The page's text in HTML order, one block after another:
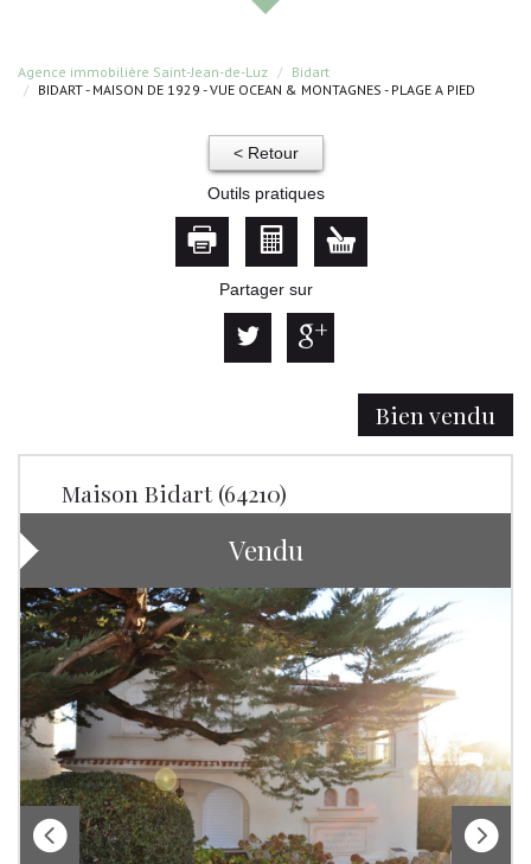
Agence immobilière Saint-Jean-de-Luz
Bidart
BIDART - MAISON DE 1929 - VUE OCEAN & MONTAGNES - PLAGE A PIED
< Retour
Outils pratiques
Partager sur
Bien vendu
Maison Bidart (64210)
Vendu